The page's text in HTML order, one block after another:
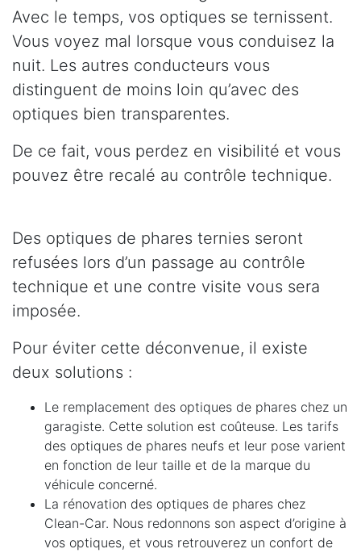
Avec le temps, vos optiques se ternissent.
Vous voyez mal lorsque vous conduisez la
nuit. Les autres conducteurs vous
distinguent de moins loin qu’avec des
optiques bien transparentes.
De ce fait, vous perdez en visibilité et vous
pouvez être recalé au contrôle technique.
Des optiques de phares ternies seront
refusées lors d’un passage au contrôle
technique et une contre visite vous sera
imposée.
Pour éviter cette déconvenue, il existe
deux solutions :
Le remplacement des optiques de phares chez un
garagiste. Cette solution est coûteuse. Les tarifs
des optiques de phares neufs et leur pose varient
en fonction de leur taille et de la marque du
véhicule concerné.
La rénovation des optiques de phares chez
Clean-Car. Nous redonnons son aspect d’origine à
vos optiques, et vous retrouverez un confort de